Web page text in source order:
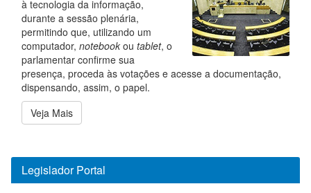
à tecnologia da informação,
durante a sessão plenária,
permitindo que, utilizando um
computador, notebook ou tablet, o
parlamentar confirme sua
presença, proceda às votações e acesse a documentação,
dispensando, assim, o papel.
Veja Mais
Legislador Portal